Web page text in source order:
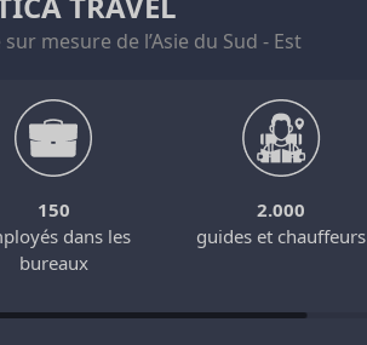
mesure de l’Asie du Sud - Est
150
dans les
bureaux
2.000
guides et chauffeurs